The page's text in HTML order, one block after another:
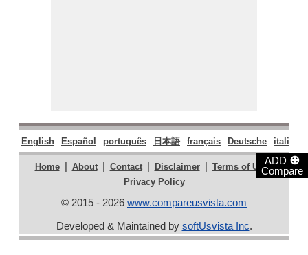
ADD ⊕
Compare
English Español português 日本語 français Deutsche italiano
Home | About | Contact | Disclaimer | Terms of Use |
Privacy Policy
© 2015 - 2026 www.compareusvista.com
Developed & Maintained by softUsvista Inc.